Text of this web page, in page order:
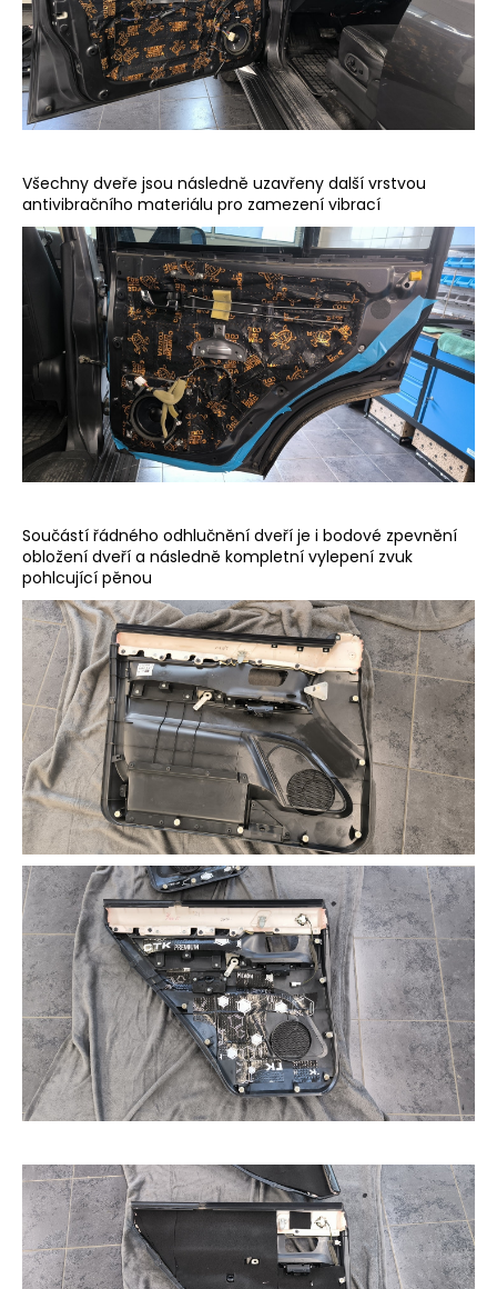
Všechny dveře jsou následně uzavřeny další vrstvou
antivibračního materiálu pro zamezení vibrací
Součástí řádného odhlučnění dveří je i bodové zpevnění
obložení dveří a následně kompletní vylepení zvuk
pohlcující pěnou